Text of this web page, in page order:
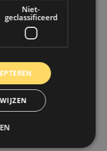
Niet-
geclassificeerd